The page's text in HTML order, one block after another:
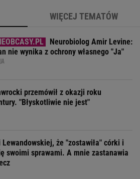
WIĘCEJ TEMATÓW
Neurobiolog Amir Levine:
nie wynika z ochrony własnego "Ja"
przemówił z okazji roku
"Błyskotliwie nie jest"
że "zostawiła" córki i
swoimi sprawami. A mnie zastanawia